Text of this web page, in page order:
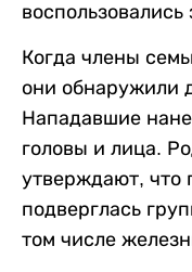
Когда члены
они обнаружили
Нападавшие
головы и лица.
утверждают, что
подверглась
том числе